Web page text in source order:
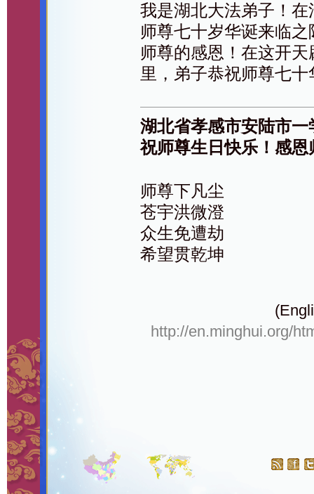
我是湖北大法弟子！
师尊七十岁华诞来临
师尊的感恩！在这开
里，弟子恭祝师尊七
湖北省孝感市安陆市
祝师尊生日快乐！感
师尊下凡尘
苍宇洪微澄
众生免遭劫
希望贯乾坤
http://en.minghui.org/